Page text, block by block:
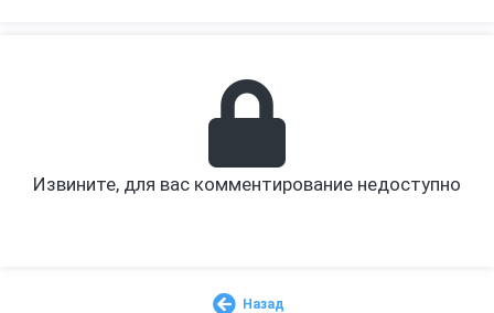
Извините, для вас комментирование недоступно
Назад